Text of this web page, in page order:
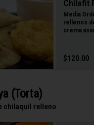
Chilafit
Media
rellenos
crema
$120.00
(Torta)
chilaquil relleno